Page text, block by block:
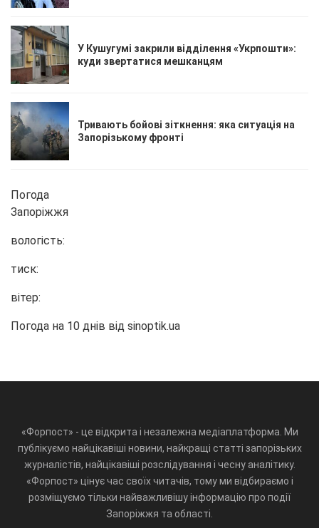
У Кушугумі закрили відділення «Укрпошти»:
куди звертатися мешканцям
Тривають бойові зіткнення: яка ситуація на
Запорізькому фронті
Погода
Запоріжжя
вологість:
тиск:
вітер:
Погода на 10 днів від sinoptik.ua
«Форпост» - це відкрита і незалежна медіаплатформа. Ми
публікуємо найцікавіші новини, найкращі статті запорізьких
журналістів, найцікавіші розслідування і чесну аналітику.
«Форпост» цінує час своїх читачів, тому ми відбираємо і
розміщуємо тільки найважливішу інформацію про події
Запоріжжя та області.